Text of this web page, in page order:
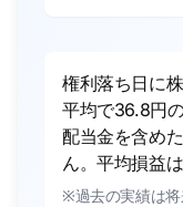
権利落ち日に
平均で36.8円
配当金を含め
ん。平均損益
※過去の実績は将